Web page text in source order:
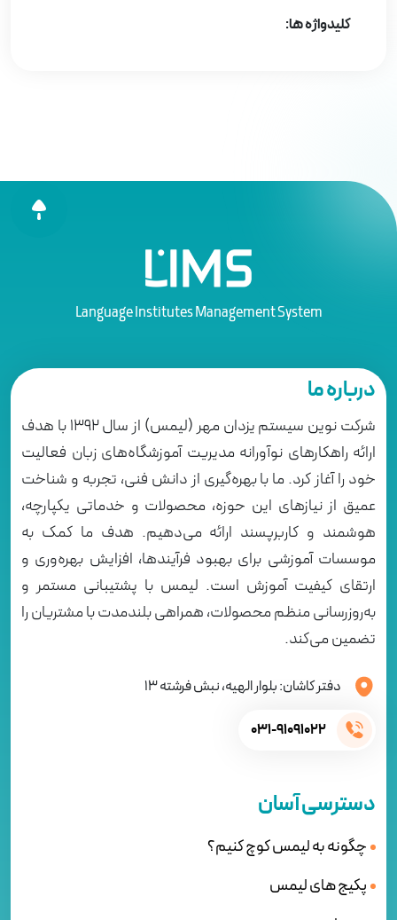
کلیدواژه ها:
Language Institutes Management System
درباره ما
شرکت نوین سیستم یزدان مهر (لیمس) از سال 1392 با هدف
ارائه راهکارهای نوآورانه مدیریت آموزشگاه‌های زبان فعالیت
خود را آغاز کرد. ما با بهره‌گیری از دانش فنی، تجربه و شناخت
عمیق از نیازهای این حوزه، محصولات و خدماتی یکپارچه،
هوشمند و کاربرپسند ارائه می‌دهیم. هدف ما کمک به
موسسات آموزشی برای بهبود فرآیندها، افزایش بهره‌وری و
ارتقای کیفیت آموزش است. لیمس با پشتیبانی مستمر و
به‌روزرسانی منظم محصولات، همراهی بلندمدت با مشتریان را
تضمین می‌کند.
دفتر کاشان: بلوار الهیه، نبش فرشته 13
031-91091022
دسترسی آسان
چگونه به لیمس کوچ کنیم؟
پکیج های لیمس